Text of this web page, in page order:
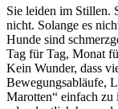
Sie leiden im Stillen.
nicht. Solange es
Hunde sind
Tag für Tag, Monat
Kein Wunder, dass
Bewegungsabläufe,
Marotten“ einfach zu